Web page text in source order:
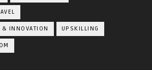
& INNOVATION UPSKILLING